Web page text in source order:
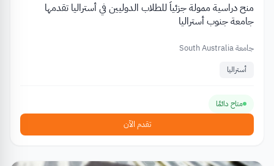
منح دراسية ممولة جزئياً للطلاب الدوليين في أستراليا تقدمها
جامعة جنوب أستراليا
جامعة South Australia
أستراليا
متاح دائمًا
تقدم الآن